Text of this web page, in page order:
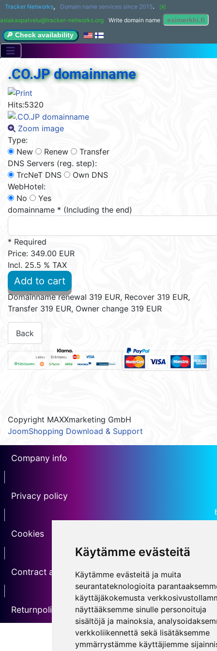
Käytämme evästeitä
Käytämme evästeitä ja muita
seurantateknologioita
käyttäjäkokemusta
näyttääksemme sinulle personoituja
sisältöjä ja mainoksia,
verkkoliikennettä sekä lisätäksemme
ymmärrystämme käyttäjiemme
Tracker Networks, Domain name services since 2015.
✉️
asiakaspalvelu@tracker-networks.org
Write domain name
🔎 Check availability
.CO.JP domainname
Hits:5320
Zoom image
Type:
New
Renew
Transfer
DNS Servers (reg. step):
TrcNeT DNS
Own DNS
WebHotel:
No
Yes
domainname * (Including the end)
* Required
Price: 349.00 EUR
Incl. 25.5 % TAX
Add to cart
Domainname renewal 319 EUR, Recover 319 EUR,
Transfer 319 EUR, Owner change 319 EUR
Copyright MAXXmarketing GmbH
JoomShopping Download & Support
Company info
Privacy policy
Cookies
Contract agreement
Returnpolicy